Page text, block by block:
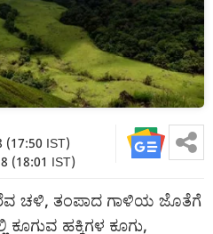
(17:50 IST)
(18:01 IST)
ಚಳಿ, ತಂಪಾದ ಗಾಳಿಯ ಜೊತೆಗೆ
ಕೂಗುವ ಹಕ್ಕಿಗಳ ಕೂಗು,